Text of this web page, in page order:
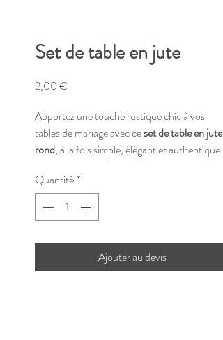
Set de table en jute
2,00 €
Apportez une touche rustique chic à vos
tables de mariage avec ceset de table en jute
rond, à la fois simple, élégant et authentique.
champêtre ou naturelle, il sublime votre
vaisselle tout en structurant joliment l’espace
de chaque convive.
Quantité*
Ajouter au devis